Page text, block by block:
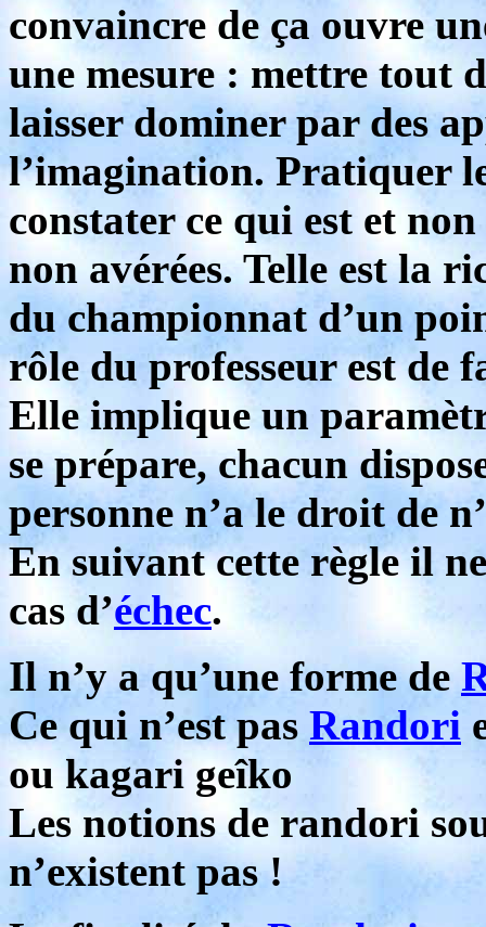
convaincre de ça ouvre
une mesure : mettre tout
laisser dominer par des
l’imagination. Pratiquer
constater ce qui est et
non avérées. Telle est la
du championnat d’un
rôle du professeur est de
Elle implique un
se prépare, chacun
personne n’a le droit de
En suivant cette règle il
cas d’échec.
Il n’y a qu’une forme de
Ce qui n’est pas Randori
ou kagari geîko
Les notions de randori
n’existent pas !